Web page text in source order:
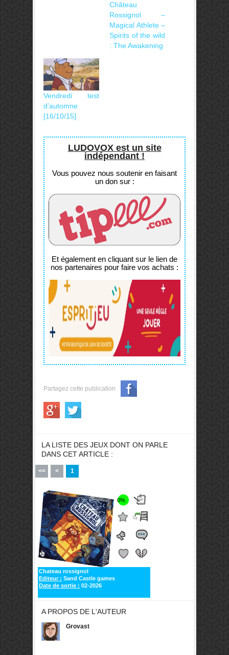
Château
Rossignol –
Magical Athlete –
Spirits of the wild
: The Awakening
Vendredi test
d’automne
[16/10/15]
LUDOVOX est un site
indépendant !
Vous pouvez nous soutenir en faisant
un don sur :
Et également en cliquant sur le lien de
nos partenaires pour faire vos achats :
Partagez cette publication
LA LISTE DES JEUX DONT ON PARLE
DANS CET ARTICLE :
<< < 1
0%
Chateau rossignol
Editeur : Sand Castle games
Date de sortie : 02-2026
A PROPOS DE L'AUTEUR
Grovast